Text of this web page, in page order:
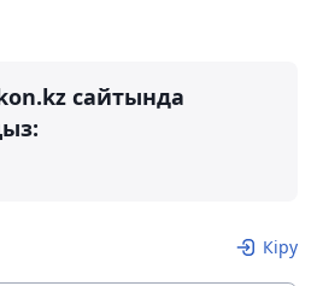
сайтында
Кіру